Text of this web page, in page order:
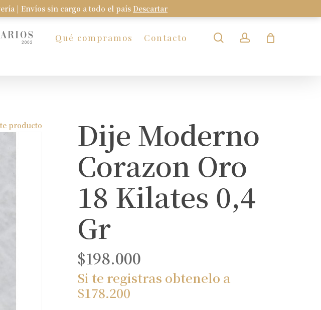
| Envíos sin cargo a todo el paísDescartar
Qué compramos Contacto searchaccount
producto
Dije Moderno
Corazon Oro
18 Kilates 0,4
Gr
$198.000
Si te registras obtenelo a
$178.200